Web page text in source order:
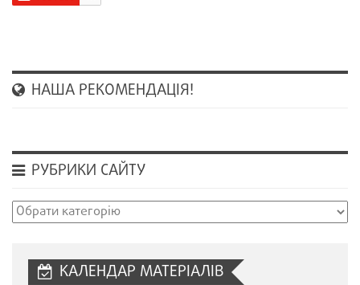
НАША РЕКОМЕНДАЦІЯ!
РУБРИКИ САЙТУ
Рубрики
КАЛЕНДАР МАТЕРІАЛІВ